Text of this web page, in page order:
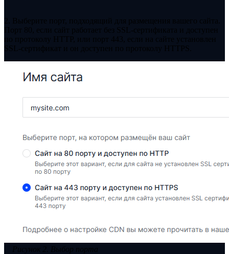
2. Выберите порт, подходящий для размещения вашего сайта.
Порт 80, если сайт работает без SSL-сертификата и доступен
по протоколу HTTP, или порт 443, если на сайте установлен
SSL-сертификат и он доступен по протоколу HTTPS.
Рисунок 2. Выбор порта